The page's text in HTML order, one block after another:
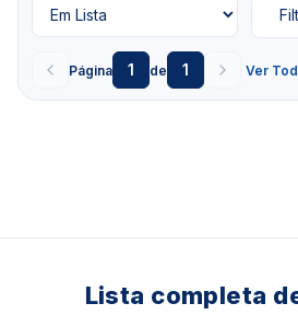
Página 1 de 1 Ver
Lista completa